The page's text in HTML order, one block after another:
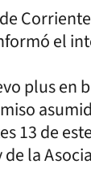
el
plus en
13 de
la